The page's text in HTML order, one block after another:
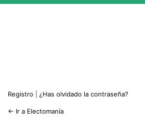
Registro ¿Has olvidado la contraseña?
← Ir a Electomanía